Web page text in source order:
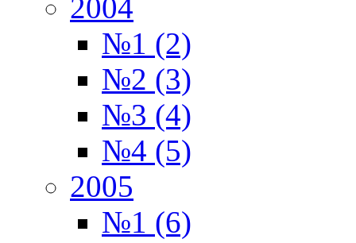
2004
№1 (2)
№2 (3)
№3 (4)
№4 (5)
2005
№1 (6)